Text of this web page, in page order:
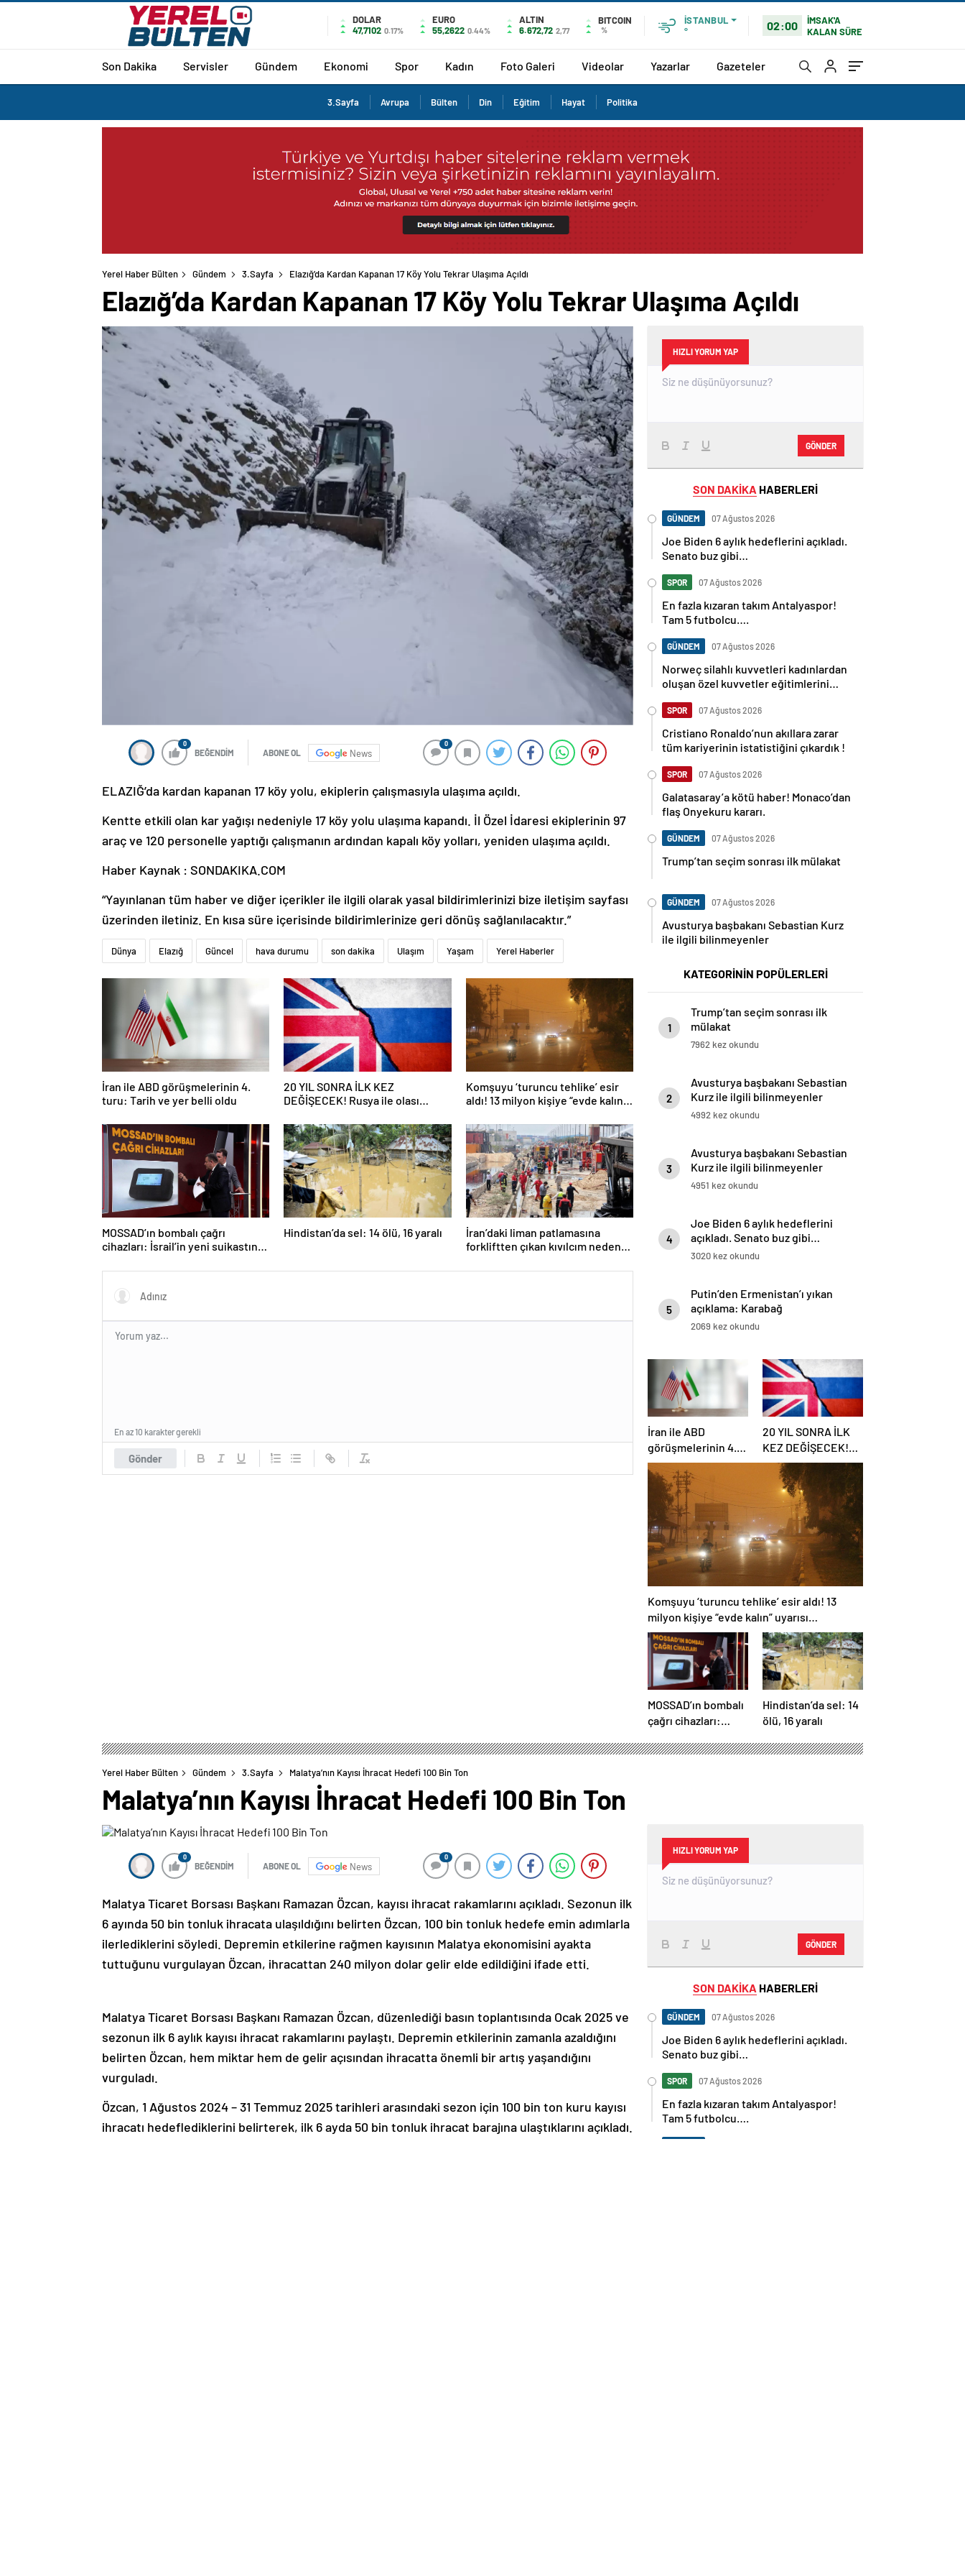
DOLAR
47,7102 0.17%
EURO
55,2622 0.44%
ALTIN
6.672,72 2,77
BITCOIN
%
İSTANBUL
°
02:00
İMSAK'A
KALAN SÜRE
Son Dakika Servisler Gündem Ekonomi Spor Kadın Foto Galeri Videolar Yazarlar Gazeteler
3.Sayfa Avrupa Bülten Din Eğitim Hayat Politika
Yerel Haber Bülten Gündem 3.Sayfa Elazığ’da Kardan Kapanan 17 Köy Yolu Tekrar Ulaşıma Açıldı
Elazığ’da Kardan Kapanan 17 Köy Yolu Tekrar Ulaşıma Açıldı
0
BEĞENDİM ABONE OL News
0
ELAZIĞ’da kardan kapanan 17 köy yolu, ekiplerin çalışmasıyla ulaşıma açıldı.
Kentte etkili olan kar yağışı nedeniyle 17 köy yolu ulaşıma kapandı. İl Özel İdaresi ekiplerinin 97
araç ve 120 personelle yaptığı çalışmanın ardından kapalı köy yolları, yeniden ulaşıma açıldı.
Haber Kaynak : SONDAKIKA.COM
“Yayınlanan tüm haber ve diğer içerikler ile ilgili olarak yasal bildirimlerinizi bize iletişim sayfası
üzerinden iletiniz. En kısa süre içerisinde bildirimlerinize geri dönüş sağlanılacaktır.”
Dünya Elazığ Güncel hava durumu son dakika Ulaşım Yaşam Yerel Haberler
İran ile ABD görüşmelerinin 4.
turu: Tarih ve yer belli oldu
20 YIL SONRA İLK KEZ
DEĞİŞECEK! Rusya ile olası
güncelleniyor!
Komşuyu ‘turuncu tehlike’ esir
aldı! 13 milyon kişiye “evde kalın”
MOSSAD’ın bombalı çağrı
cihazları: İsrail’in yeni suikastını
Hindistan’da sel: 14 ölü, 16 yaralı
İran’daki liman patlamasına
forkliftten çıkan kıvılcım neden
Gönder
En az 10 karakter gerekli
HIZLI YORUM YAP
GÖNDER
SON DAKİKA HABERLERİ
GÜNDEM 07 Ağustos 2026
Joe Biden 6 aylık hedeflerini açıkladı.
Senato buz gibi…
SPOR 07 Ağustos 2026
En fazla kızaran takım Antalyaspor!
Tam 5 futbolcu….
GÜNDEM 07 Ağustos 2026
Norweç silahlı kuvvetleri kadınlardan
oluşan özel kuvvetler eğitimlerini
SPOR 07 Ağustos 2026
Cristiano Ronaldo’nun akıllara zarar
tüm kariyerinin istatistiğini çıkardık !
SPOR 07 Ağustos 2026
Galatasaray’a kötü haber! Monaco’dan
flaş Onyekuru kararı.
GÜNDEM 07 Ağustos 2026
Trump’tan seçim sonrası ilk mülakat
GÜNDEM 07 Ağustos 2026
Avusturya başbakanı Sebastian Kurz
ile ilgili bilinmeyenler
KATEGORİNİN POPÜLERLERİ
1
Trump’tan seçim sonrası ilk
mülakat
7962 kez okundu
2
Avusturya başbakanı Sebastian
Kurz ile ilgili bilinmeyenler
4992 kez okundu
3
Avusturya başbakanı Sebastian
Kurz ile ilgili bilinmeyenler
4951 kez okundu
4
Joe Biden 6 aylık hedeflerini
açıkladı. Senato buz gibi…
3020 kez okundu
5
Putin’den Ermenistan’ı yıkan
açıklama: Karabağ
Azerbaycan’ın ayrılmaz bir
2069 kez okundu
İran ile ABD
görüşmelerinin 4.
turu: Tarih ve yer
belli oldu
20 YIL SONRA İLK
KEZ DEĞİŞECEK!
Rusya ile olası
savaş…
İngiltere’nin gizli
planı güncelleniyor!
Komşuyu ‘turuncu tehlike’ esir aldı! 13
milyon kişiye “evde kalın” uyarısı…
MOSSAD’ın bombalı
çağrı cihazları:
suikastını MİT
Hindistan’da sel: 14
ölü, 16 yaralı
Yerel Haber Bülten Gündem 3.Sayfa Malatya’nın Kayısı İhracat Hedefi 100 Bin Ton
Malatya’nın Kayısı İhracat Hedefi 100 Bin Ton
0
BEĞENDİM ABONE OL News
0
Malatya Ticaret Borsası Başkanı Ramazan Özcan, kayısı ihracat rakamlarını açıkladı. Sezonun ilk
6 ayında 50 bin tonluk ihracata ulaşıldığını belirten Özcan, 100 bin tonluk hedefe emin adımlarla
ilerlediklerini söyledi. Depremin etkilerine rağmen kayısının Malatya ekonomisini ayakta
tuttuğunu vurgulayan Özcan, ihracattan 240 milyon dolar gelir elde edildiğini ifade etti.
Malatya Ticaret Borsası Başkanı Ramazan Özcan, düzenlediği basın toplantısında Ocak 2025 ve
sezonun ilk 6 aylık kayısı ihracat rakamlarını paylaştı. Depremin etkilerinin zamanla azaldığını
belirten Özcan, hem miktar hem de gelir açısından ihracatta önemli bir artış yaşandığını
vurguladı.
Özcan, 1 Ağustos 2024 – 31 Temmuz 2025 tarihleri arasındaki sezon için 100 bin ton kuru kayısı
ihracatı hedeflediklerini belirterek, ilk 6 ayda 50 bin tonluk ihracat barajına ulaştıklarını açıkladı.
HIZLI YORUM YAP
GÖNDER
SON DAKİKA HABERLERİ
GÜNDEM 07 Ağustos 2026
Joe Biden 6 aylık hedeflerini açıkladı.
Senato buz gibi…
SPOR 07 Ağustos 2026
En fazla kızaran takım Antalyaspor!
Tam 5 futbolcu….